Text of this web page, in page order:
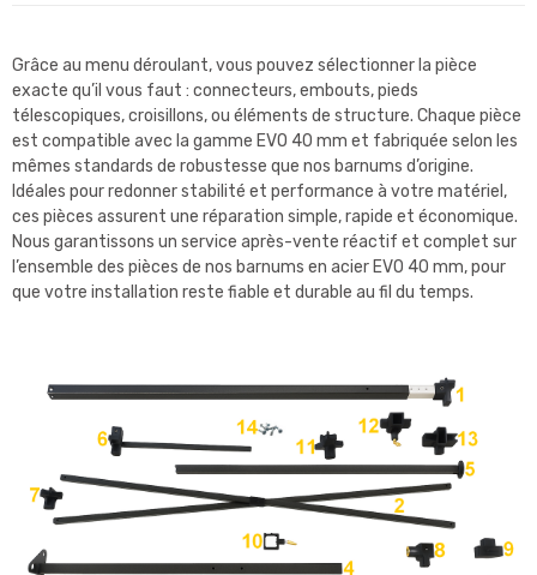
Grâce au menu déroulant, vous pouvez sélectionner la pièce
exacte qu’il vous faut : connecteurs, embouts, pieds
télescopiques, croisillons, ou éléments de structure. Chaque pièce
est compatible avec la gamme EVO 40 mm et fabriquée selon les
mêmes standards de robustesse que nos barnums d’origine.
Idéales pour redonner stabilité et performance à votre matériel,
ces pièces assurent une réparation simple, rapide et économique.
Nous garantissons un service après-vente réactif et complet sur
l’ensemble des pièces de nos barnums en acier EVO 40 mm, pour
que votre installation reste fiable et durable au fil du temps.